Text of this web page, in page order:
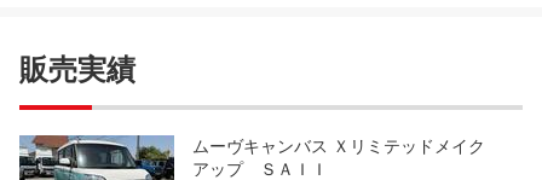
販売実績
ムーヴキャンバス Ｘリミテッドメイク
アップ ＳＡＩＩ